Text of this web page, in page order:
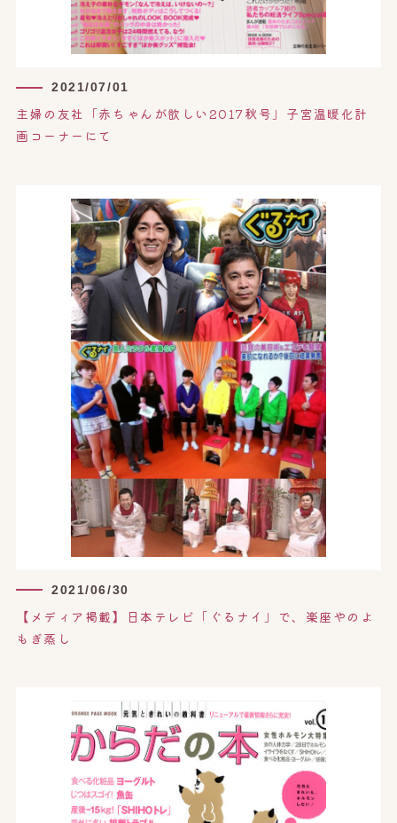
2021/07/01
主婦の友社「赤ちゃんが欲しい2017秋号」子宮温暖化計
画コーナーにて
2021/06/30
【メディア掲載】日本テレビ「ぐるナイ」で、楽座やのよ
もぎ蒸し